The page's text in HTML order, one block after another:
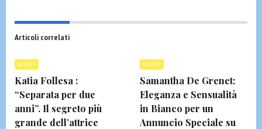
Articoli correlati
GOSSIP
Katia Follesa :
“Separata per due
anni”. Il segreto più
grande dell’attrice
GOSSIP
Samantha De Grenet:
Eleganza e Sensualità
in Bianco per un
Annuncio Speciale su